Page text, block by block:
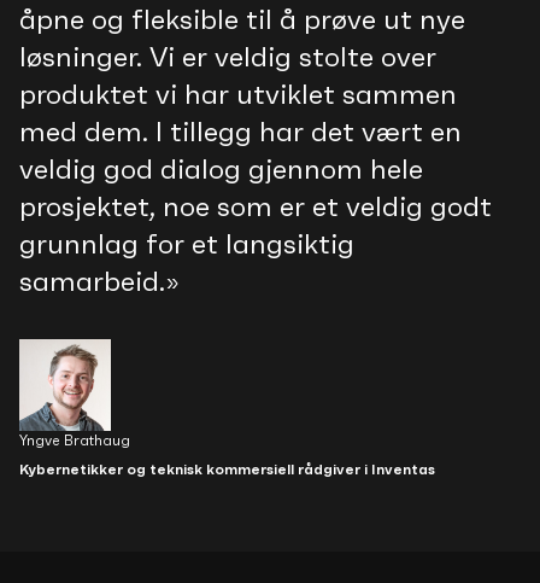
åpne og fleksible til å prøve ut nye
løsninger. Vi er veldig stolte over
produktet vi har utviklet sammen
med dem. I tillegg har det vært en
veldig god dialog gjennom hele
prosjektet, noe som er et veldig godt
grunnlag for et langsiktig
samarbeid.»
Yngve Brathaug
Kybernetikker og teknisk kommersiell rådgiver i Inventas